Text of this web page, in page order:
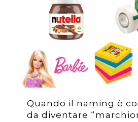
Quando il naming è
da diventare